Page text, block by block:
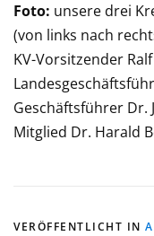
Foto: unsere drei
(von links nach
KV-Vorsitzender
Geschäftsführer Dr.
Mitglied Dr. Harald
VERÖFFENTLICHT IN